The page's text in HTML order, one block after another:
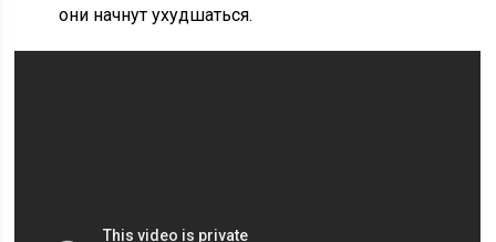
они начнут ухудшаться.